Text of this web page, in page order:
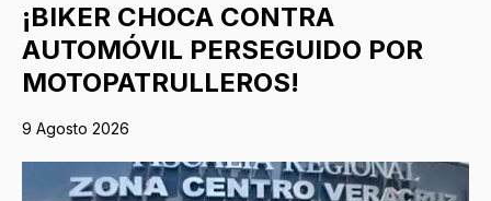
¡BIKER CHOCA CONTRA
AUTOMÓVIL PERSEGUIDO POR
MOTOPATRULLEROS!
9 Agosto 2026